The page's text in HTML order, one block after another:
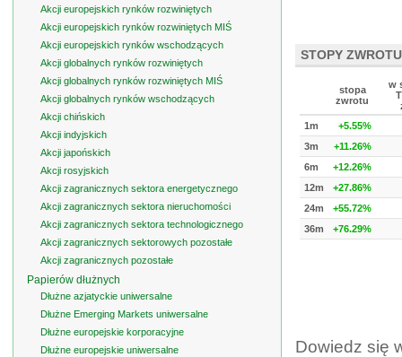
STOPY ZWROTU
stopa
zwrotu
w
1m
+5.55%
3m
+11.26%
6m
+12.26%
12m
+27.86%
24m
+55.72%
36m
+76.29%
Dowiedz się
Akcji europejskich rynków rozwiniętych
Akcji europejskich rynków rozwiniętych MIŚ
Akcji europejskich rynków wschodzących
Akcji globalnych rynków rozwiniętych
Akcji globalnych rynków rozwiniętych MIŚ
Akcji globalnych rynków wschodzących
Akcji chińskich
Akcji indyjskich
Akcji japońskich
Akcji rosyjskich
Akcji zagranicznych sektora energetycznego
Akcji zagranicznych sektora nieruchomości
Akcji zagranicznych sektora technologicznego
Akcji zagranicznych sektorowych pozostałe
Akcji zagranicznych pozostałe
Papierów dłużnych
Dłużne azjatyckie uniwersalne
Dłużne Emerging Markets uniwersalne
Dłużne europejskie korporacyjne
Dłużne europejskie uniwersalne